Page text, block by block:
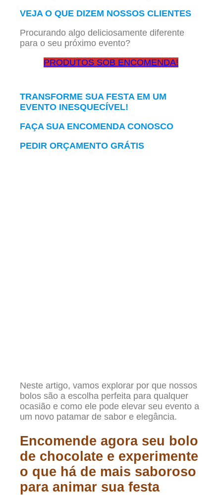
VEJA O QUE DIZEM NOSSOS CLIENTES
Procurando algo deliciosamente diferente
para o seu próximo evento?
PRODUTOS SOB ENCOMENDA!
TRANSFORME SUA FESTA EM UM
EVENTO INESQUECÍVEL!
FAÇA SUA ENCOMENDA CONOSCO
PEDIR ORÇAMENTO GRÁTIS
Neste artigo, vamos explorar por que nossos
bolos são a escolha perfeita para qualquer
ocasião e como ele pode elevar seu evento a
um novo patamar de sabor e elegância.
Encomende agora seu bolo
de chocolate e experimente
o que há de mais saboroso
para animar sua festa